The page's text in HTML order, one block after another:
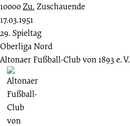
10000Zu. Zuschauende
17.03.1951
29. Spieltag
Oberliga Nord
Altonaer Fußball-Club von 1893 e. V.